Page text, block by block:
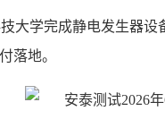
大学完成静电发生器
落地。